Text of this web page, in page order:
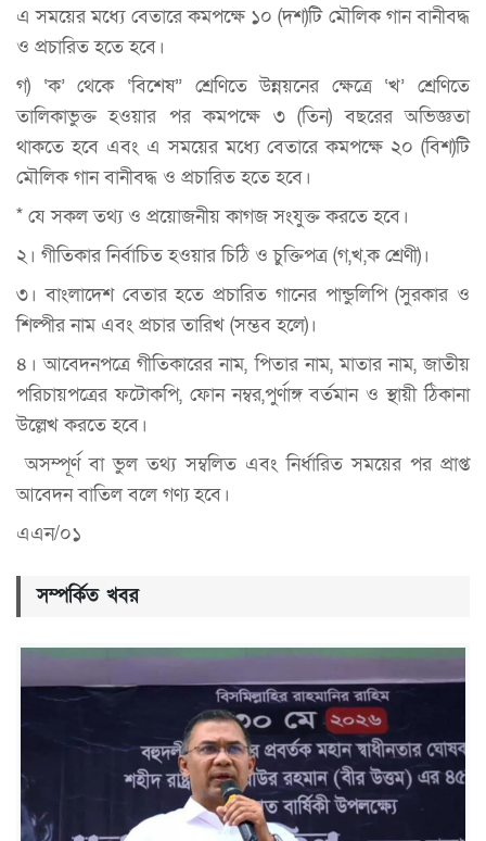
এ সময়ের মধ্যে বেতারে কমপক্ষে ১০ (দশ)টি মৌলিক গান বানীবদ্ধ
ও প্রচারিত হতে হবে।
গ) ‘ক’ থেকে ‘বিশেষ” শ্রেণিতে উন্নয়নের ক্ষেত্রে ‘খ’ শ্রেণিতে
তালিকাভুক্ত হওয়ার পর কমপক্ষে ৩ (তিন) বছরের অভিজ্ঞতা
থাকতে হবে এবং এ সময়ের মধ্যে বেতারে কমপক্ষে ২০ (বিশ)টি
মৌলিক গান বানীবদ্ধ ও প্রচারিত হতে হবে।
* যে সকল তথ্য ও প্রয়োজনীয় কাগজ সংযুক্ত করতে হবে।
২। গীতিকার নির্বাচিত হওয়ার চিঠি ও চুক্তিপত্র (গ,খ,ক শ্রেণী)।
৩। বাংলাদেশ বেতার হতে প্রচারিত গানের পান্ডুলিপি (সুরকার ও
শিল্পীর নাম এবং প্রচার তারিখ (সম্ভব হলে)।
৪। আবেদনপত্রে গীতিকারের নাম, পিতার নাম, মাতার নাম, জাতীয়
পরিচায়পত্রের ফটোকপি, ফোন নম্বর,পুর্ণাঙ্গ বর্তমান ও স্থায়ী ঠিকানা
উল্লেখ করতে হবে।
অসম্পূর্ণ বা ভুল তথ্য সম্বলিত এবং নির্ধারিত সময়ের পর প্রাপ্ত
আবেদন বাতিল বলে গণ্য হবে।
এএন/০১
সম্পর্কিত খবর